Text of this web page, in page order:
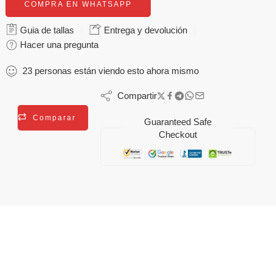
COMPRA EN WHATSAPP
Guia de tallas
Entrega y devolución
Hacer una pregunta
23 personas están viendo esto ahora mismo
Comparar
Compartir
Guaranteed Safe
Checkout